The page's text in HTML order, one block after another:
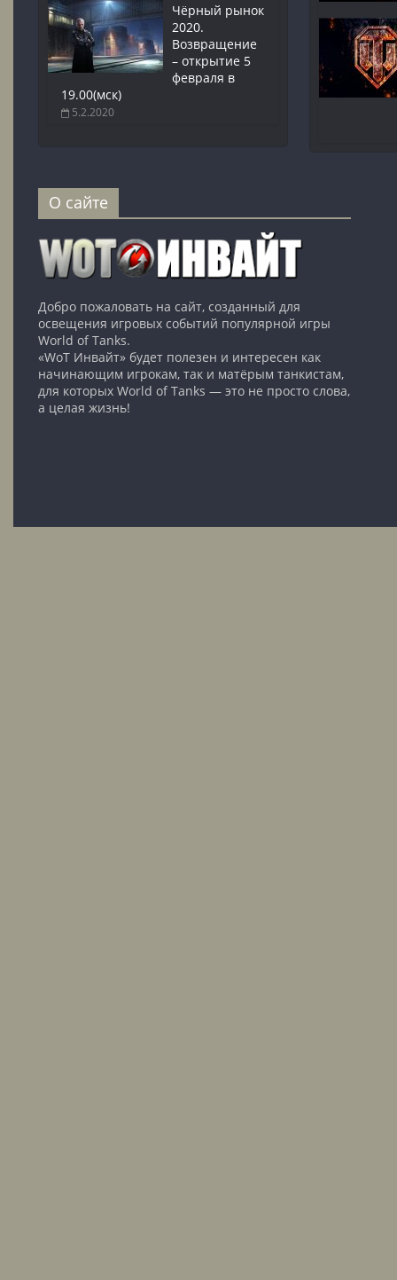
Чёрный рынок
2020.
Возвращение
– открытие 5
февраля в
19.00(мск)
5.2.2020
О сайте
Добро пожаловать на сайт, созданный для
освещения игровых событий популярной игры
World of Tanks.
«WoT Инвайт» будет полезен и интересен как
начинающим игрокам, так и матёрым танкистам,
для которых World of Tanks — это не просто слова,
а целая жизнь!